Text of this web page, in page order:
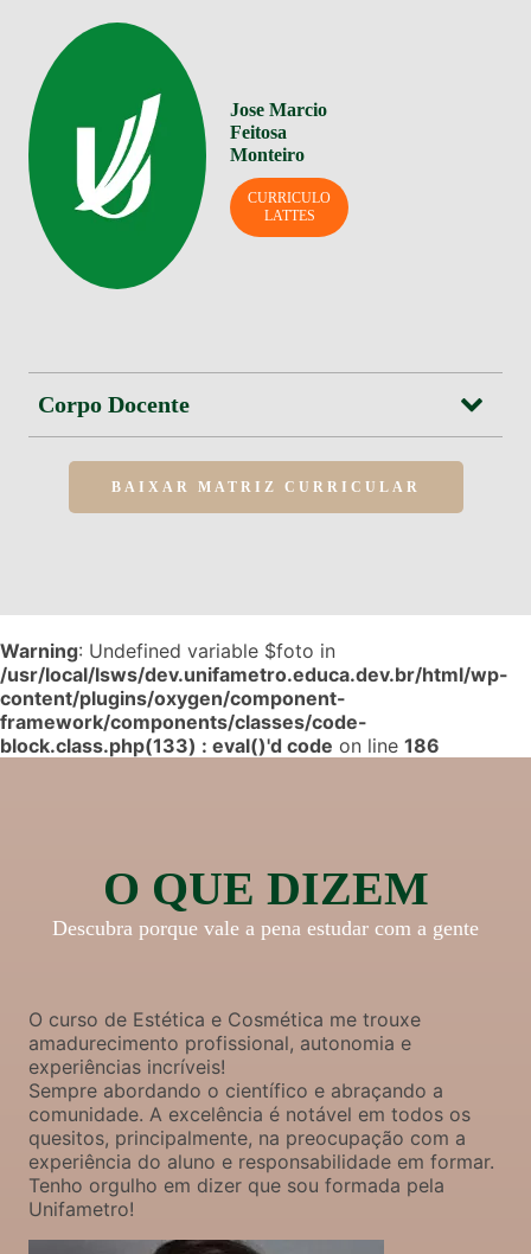
Jose Marcio
Feitosa
Monteiro
CURRICULO
LATTES
Corpo Docente
BAIXAR MATRIZ CURRICULAR
Warning: Undefined variable $foto in
/usr/local/lsws/dev.unifametro.educa.dev.br/html/wp-
content/plugins/oxygen/component-
framework/components/classes/code-
block.class.php(133) : eval()'d code on line 186
O QUE DIZEM
Descubra porque vale a pena estudar com a gente
O curso de Estética e Cosmética me trouxe
amadurecimento profissional, autonomia e
experiências incríveis!
Sempre abordando o científico e abraçando a
comunidade. A excelência é notável em todos os
quesitos, principalmente, na preocupação com a
experiência do aluno e responsabilidade em formar.
Tenho orgulho em dizer que sou formada pela
Unifametro!